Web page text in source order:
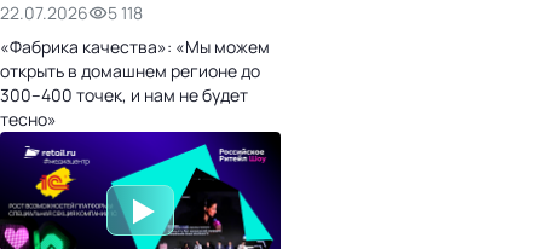
22.07.2026
5 118
«Фабрика качества»: «Мы можем
открыть в домашнем регионе до
300–400 точек, и нам не будет
тесно»